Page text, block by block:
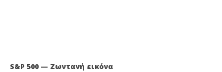
S&P 500 — Ζωντανή εικόνα